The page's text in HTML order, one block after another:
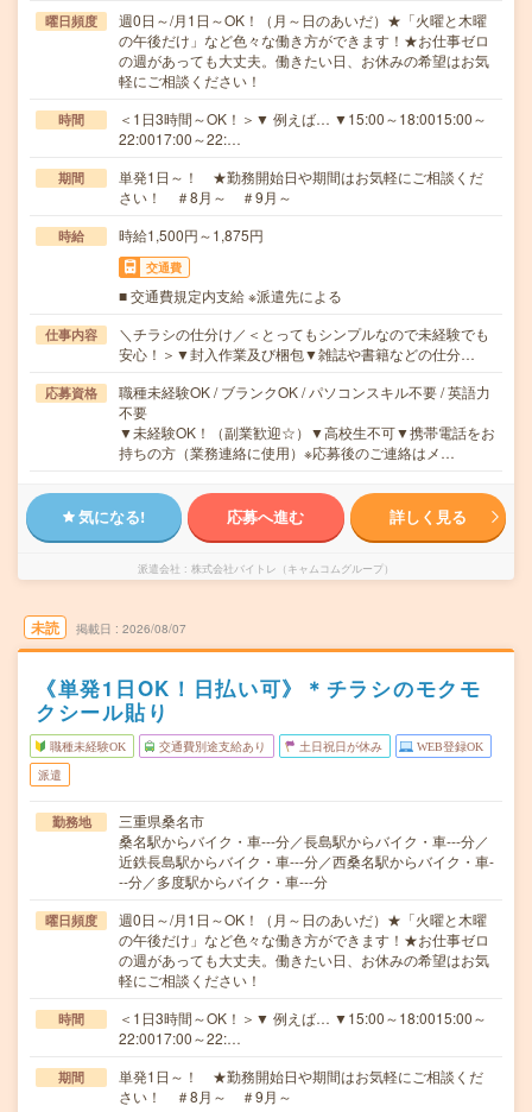
曜日頻度
週0日～/月1日～OK！（月～日のあいだ）★「火曜と木曜
の午後だけ」など色々な働き方ができます！★お仕事ゼロ
の週があっても大丈夫。働きたい日、お休みの希望はお気
軽にご相談ください！
時間
＜1日3時間～OK！＞▼ 例えば… ▼15:00～18:0015:00～
22:0017:00～22:…
期間
単発1日～！ ★勤務開始日や期間はお気軽にご相談くだ
さい！ ＃8月～ ＃9月～
時給 時給1,500円～1,875円
交通費
■ 交通費規定内支給 ※派遣先による
仕事内容
＼チラシの仕分け／＜とってもシンプルなので未経験でも
安心！＞▼封入作業及び梱包▼雑誌や書籍などの仕分…
応募資格
職種未経験OK / ブランクOK / パソコンスキル不要 / 英語力
不要
▼未経験OK！（副業歓迎☆）▼高校生不可▼携帯電話をお
持ちの方（業務連絡に使用）※応募後のご連絡はメ…
気になる! 応募へ進む 詳しく見る
派遣会社 株式会社バイトレ（キャムコムグループ）
未読 掲載日 2026/08/07
《単発1日OK！日払い可》＊チラシのモクモ
クシール貼り
職種未経験OK 交通費別途支給あり 土日祝日が休み WEB登録OK
派遣
勤務地
三重県桑名市
桑名駅からバイク・車---分／長島駅からバイク・車---分／
近鉄長島駅からバイク・車---分／西桑名駅からバイク・車-
--分／多度駅からバイク・車---分
曜日頻度
週0日～/月1日～OK！（月～日のあいだ）★「火曜と木曜
の午後だけ」など色々な働き方ができます！★お仕事ゼロ
の週があっても大丈夫。働きたい日、お休みの希望はお気
軽にご相談ください！
時間
＜1日3時間～OK！＞▼ 例えば… ▼15:00～18:0015:00～
22:0017:00～22:…
期間
単発1日～！ ★勤務開始日や期間はお気軽にご相談くだ
さい！ ＃8月～ ＃9月～